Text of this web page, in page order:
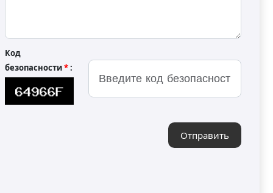
для высокоэффективного и
жареных продуктов, от
продуктов. Она оснащена точным
непрерывного жарения, что
оптимальную текстуру и
изготовлена из пищевой
системами циркуляции и
сохранять качество масла,
обеспечивая при
для промышленных
качество продукции и
областях применения.
Код
безопасности*:
Отправить